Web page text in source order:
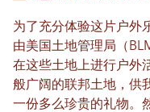
为了充分体验这片户外
由美国土地管理局（
在这些土地上进行户外
般广阔的联邦土地，供
一份多么珍贵的礼物。